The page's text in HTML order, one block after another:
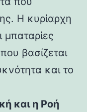
Η κυρίαρχη
μπαταρίες
βασίζεται
και το
και η Ροή